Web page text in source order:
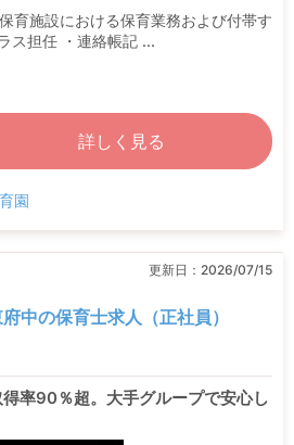
育施設における保育業務および付帯す
ス担任 ・連絡帳記 ...
詳しく見る
園
更新日： 2026/07/15
中の保育士求人（正社員）
率90％超。大手グループで安心し